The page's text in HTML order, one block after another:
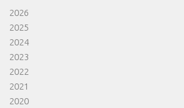
2026
2025
2024
2023
2022
2021
2020